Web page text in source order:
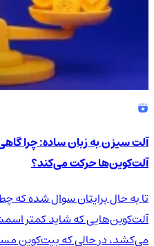
آلت سیزن به زبان ساده: چرا
آلت‌کوین‌ها حرکت می‌کند؟
تا به حال برایتان سوال شده که
آلت‌کوین‌هایی که شاید کمتر
می‌کشد، در حالی که بیت‌کوین